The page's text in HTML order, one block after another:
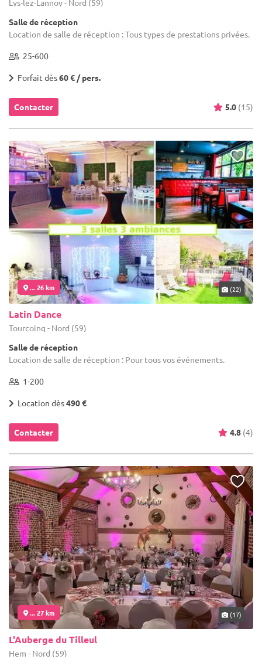
Lys-lez-Lannoy - Nord (59)
Salle de réception
Location de salle de réception : Tous types de prestations privées.
25-600
Forfait dès60 € / pers.
Contacter 5.0 (15)
... 26 km (22)
Latin Dance
Tourcoing - Nord (59)
Salle de réception
Location de salle de réception : Pour tous vos événements.
1-200
Location dès490 €
Contacter 4.8 (4)
... 27 km (17)
L'Auberge du Tilleul
Hem - Nord (59)